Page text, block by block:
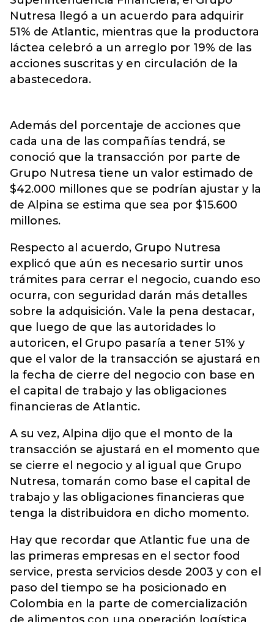
Nutresa llegó a un acuerdo para adquirir
51% de Atlantic, mientras que la productora
láctea celebró a un arreglo por 19% de las
acciones suscritas y en circulación de la
abastecedora.
Además del porcentaje de acciones que
cada una de las compañías tendrá, se
conoció que la transacción por parte de
Grupo Nutresa tiene un valor estimado de
$42.000 millones que se podrían ajustar y la
de Alpina se estima que sea por $15.600
millones.
Respecto al acuerdo, Grupo Nutresa
explicó que aún es necesario surtir unos
trámites para cerrar el negocio, cuando eso
ocurra, con seguridad darán más detalles
sobre la adquisición. Vale la pena destacar,
que luego de que las autoridades lo
autoricen, el Grupo pasaría a tener 51% y
que el valor de la transacción se ajustará en
la fecha de cierre del negocio con base en
el capital de trabajo y las obligaciones
financieras de Atlantic.
A su vez, Alpina dijo que el monto de la
transacción se ajustará en el momento que
se cierre el negocio y al igual que Grupo
Nutresa, tomarán como base el capital de
trabajo y las obligaciones financieras que
tenga la distribuidora en dicho momento.
Hay que recordar que Atlantic fue una de
las primeras empresas en el sector food
service, presta servicios desde 2003 y con el
paso del tiempo se ha posicionado en
Colombia en la parte de comercialización